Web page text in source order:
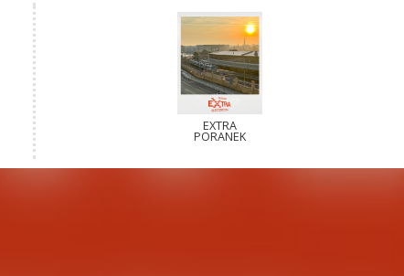
EXTRA
PORANEK